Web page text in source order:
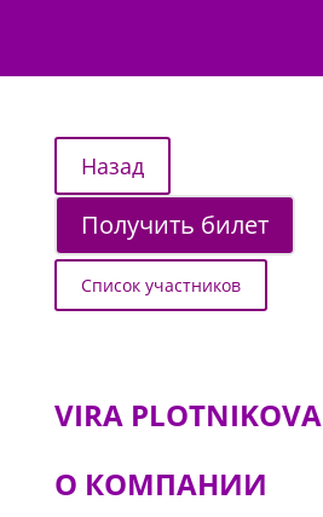
Получить билет
Список участников
VIRA PLOTNIKOVA
О КОМПАНИИ